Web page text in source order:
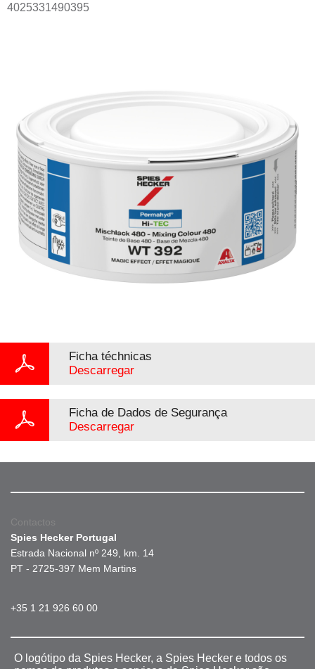
4025331490395
Ficha téchnicas
Descarregar
Ficha de Dados de Segurança
Descarregar
Contactos
Spies Hecker Portugal
Estrada Nacional nº 249, km. 14
PT - 2725-397 Mem Martins
+35 1 21 926 60 00
O logótipo da Spies Hecker, a Spies Hecker e todos os